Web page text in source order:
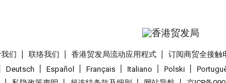
们 联络我们 香港贸发局流动应用程式 订阅商贸全接触
Deutsch Español Français Italiano Polski